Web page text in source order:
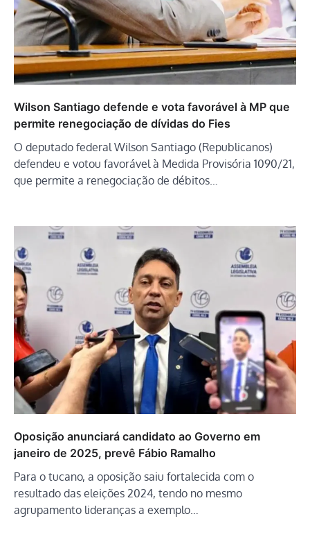
Wilson Santiago defende e vota favorável à MP que
permite renegociação de dívidas do Fies
O deputado federal Wilson Santiago (Republicanos)
defendeu e votou favorável à Medida Provisória 1090/21,
que permite a renegociação de débitos…
Oposição anunciará candidato ao Governo em
janeiro de 2025, prevê Fábio Ramalho
Para o tucano, a oposição saiu fortalecida com o
resultado das eleições 2024, tendo no mesmo
agrupamento lideranças a exemplo…